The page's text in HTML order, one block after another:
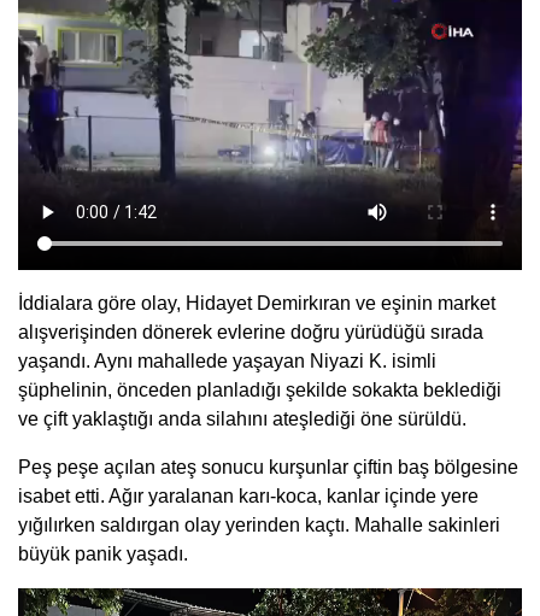
İddialara göre olay, Hidayet Demirkıran ve eşinin market
alışverişinden dönerek evlerine doğru yürüdüğü sırada
yaşandı. Aynı mahallede yaşayan Niyazi K. isimli
şüphelinin, önceden planladığı şekilde sokakta beklediği
ve çift yaklaştığı anda silahını ateşlediği öne sürüldü.
Peş peşe açılan ateş sonucu kurşunlar çiftin baş bölgesine
isabet etti. Ağır yaralanan karı-koca, kanlar içinde yere
yığılırken saldırgan olay yerinden kaçtı. Mahalle sakinleri
büyük panik yaşadı.